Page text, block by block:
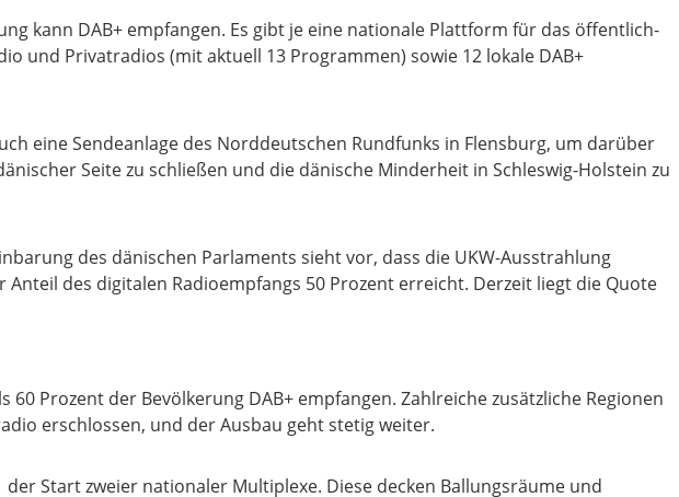
kann DAB+ empfangen. Es gibt je eine nationale Plattform für das öffentlich-
und Privatradios (mit aktuell 13 Programmen) sowie 12 lokale DAB+
eine Sendeanlage des Norddeutschen Rundfunks in Flensburg, um darüber
Seite zu schließen und die dänische Minderheit in Schleswig-Holstein zu
des dänischen Parlaments sieht vor, dass die UKW-Ausstrahlung
Anteil des digitalen Radioempfangs 50 Prozent erreicht. Derzeit liegt die Quote
60 Prozent der Bevölkerung DAB+ empfangen. Zahlreiche zusätzliche Regionen
erschlossen, und der Ausbau geht stetig weiter.
der Start zweier nationaler Multiplexe. Diese decken Ballungsräume und